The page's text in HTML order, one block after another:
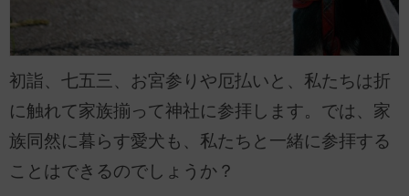
初詣、七五三、お宮参りや厄払いと、私たちは折
に触れて家族揃って神社に参拝します。では、家
族同然に暮らす愛犬も、私たちと一緒に参拝する
ことはできるのでしょうか？